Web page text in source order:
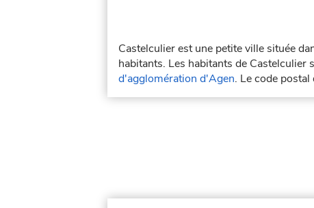
Castelculier est une petite ville située
habitants. Les habitants de Castelculier
d'agglomération d'Agen. Le code